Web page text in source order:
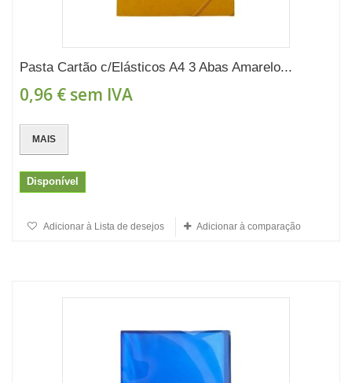
Pasta Cartão c/Elásticos A4 3 Abas Amarelo...
0,96 € sem IVA
MAIS
Disponível
Adicionar à Lista de desejos Adicionar à comparação